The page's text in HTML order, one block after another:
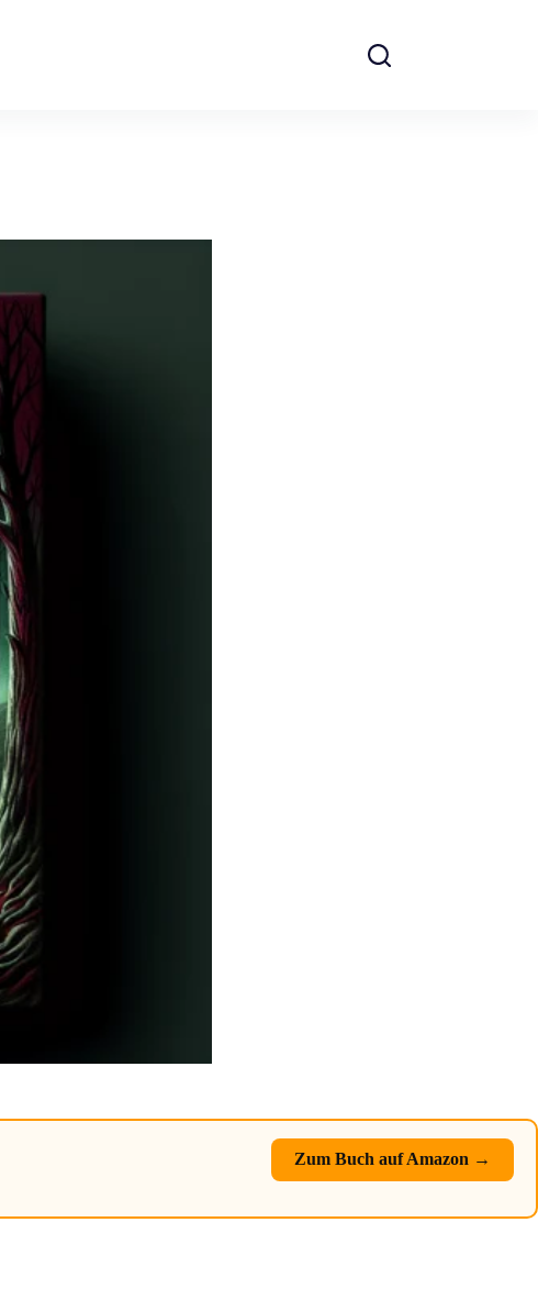
Zum Buch auf Amazon →